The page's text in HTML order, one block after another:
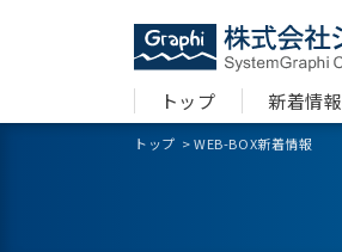
トップ 新着情報
トップ >WEB-BOX新着情報